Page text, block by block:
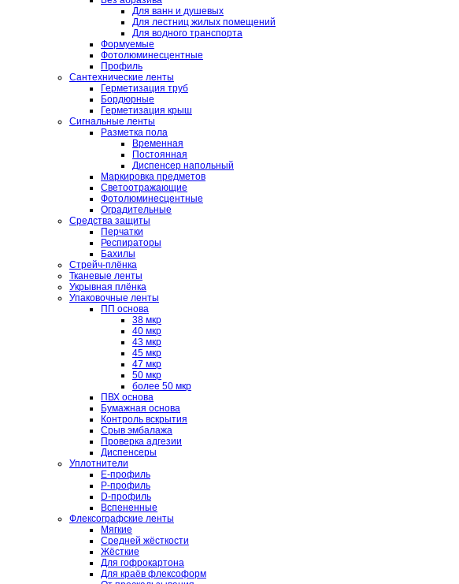
Для ванн и душевых
Для лестниц жилых помещений
Для водного транспорта
Формуемые
Фотолюминесцентные
Профиль
Сантехнические ленты
Герметизация труб
Бордюрные
Герметизация крыш
Сигнальные ленты
Разметка пола
Временная
Постоянная
Диспенсер напольный
Маркировка предметов
Светоотражающие
Фотолюминесцентные
Оградительные
Средства защиты
Перчатки
Респираторы
Бахилы
Стрейч-плёнка
Тканевые ленты
Укрывная плёнка
Упаковочные ленты
ПП основа
38 мкр
40 мкр
43 мкр
45 мкр
47 мкр
50 мкр
более 50 мкр
ПВХ основа
Бумажная основа
Контроль вскрытия
Срыв эмбалажа
Проверка адгезии
Диспенсеры
Уплотнители
E-профиль
P-профиль
D-профиль
Вспененные
Флексографские ленты
Мягкие
Средней жёсткости
Жёсткие
Для гофрокартона
Для краёв флексоформ